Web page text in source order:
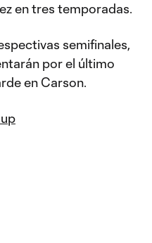
en tres temporadas.
semifinales,
por el último
en Carson.